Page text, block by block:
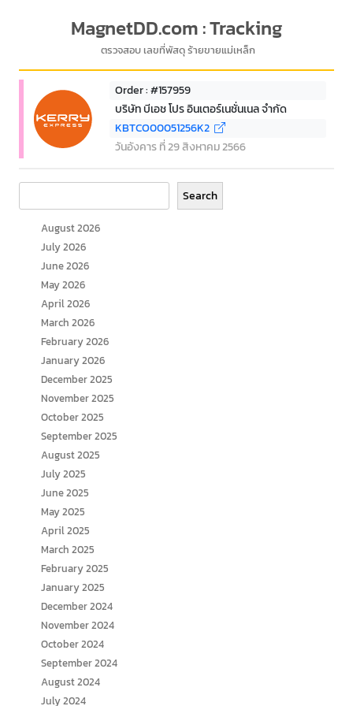
MagnetDD.com : Tracking
ตรวจสอบ เลขที่พัสดุ ร้ายขายแม่เหล็ก
Order : #157959
บริษัท บีเอช โปร อินเตอร์เนชั่นเนล จำกัด
KBTCO00051256K2
วันอังคาร ที่ 29 สิงหาคม 2566
Search
August 2026
July 2026
June 2026
May 2026
April 2026
March 2026
February 2026
January 2026
December 2025
November 2025
October 2025
September 2025
August 2025
July 2025
June 2025
May 2025
April 2025
March 2025
February 2025
January 2025
December 2024
November 2024
October 2024
September 2024
August 2024
July 2024